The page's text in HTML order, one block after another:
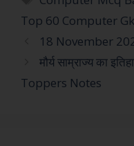
Top 60 Computer
18 November
मौर्य साम्राज्य का
Toppers Notes